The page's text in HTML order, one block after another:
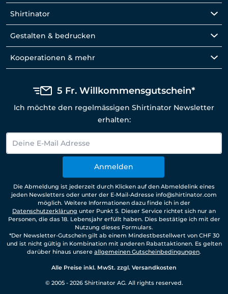
Shirtinator
Gestalten & bedrucken
Kooperationen & mehr
5 Fr. Willkommensgutschein*
Ich möchte den regelmässigen Shirtinator Newsletter
erhalten:
Anmelden
Die Abmeldung ist jederzeit durch Klicken auf den Abmeldelink eines
jeden Newsletters oder unter der E-Mail-Adresse info@shirtinator.com
möglich. Weitere Informationen dazu finde ich in der
Datenschutzerklärung unter Punkt 5. Dieser Service richtet sich nur an
Personen, die das 18. Lebensjahr erfüllt haben. Dies bestätige ich mit der
Nutzung dieses Formulars.
*Der Newsletter-Gutschein gilt ab einem Mindestbestellwert von CHF 30
und ist nicht gültig in Kombination mit anderen Rabattaktionen. Es gelten
darüber hinaus unsere allgemeinen Gutscheinbedingungen.
Alle Preise inkl. MwSt. zzgl. Versandkosten
© 2005 - 2026 Shirtinator AG. All rights reserved.